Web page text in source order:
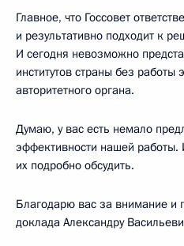
Главное, что Госсовет
и результативно подходит к
И сегодня невозможно
институтов страны без работы
авторитетного органа.
Думаю, у вас есть немало
эффективности нашей работы.
их подробно обсудить.
Благодарю вас за внимание и
доклада Александру